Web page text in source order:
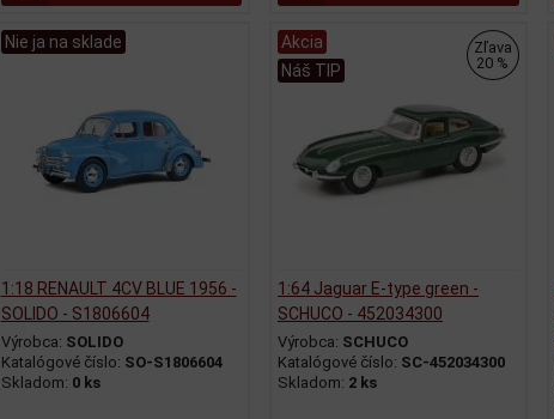
Nie ja na sklade
1:18 RENAULT 4CV BLUE 1956 -
SOLIDO - S1806604
Výrobca: SOLIDO
Katalógové číslo: SO-S1806604
Skladom: 0 ks
Akcia
Náš TIP
Zľava
20 %
1:64 Jaguar E-type green -
SCHUCO - 452034300
Výrobca: SCHUCO
Katalógové číslo: SC-452034300
Skladom: 2 ks